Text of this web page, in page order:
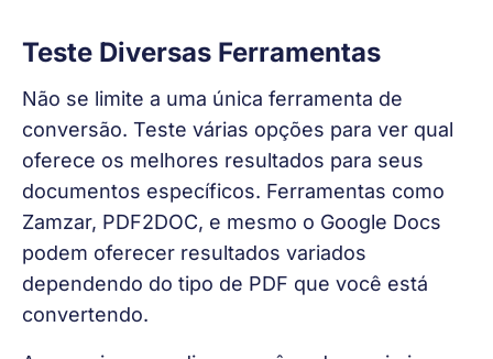
Teste Diversas Ferramentas
Não se limite a uma única ferramenta de
conversão. Teste várias opções para ver qual
oferece os melhores resultados para seus
documentos específicos. Ferramentas como
Zamzar, PDF2DOC, e mesmo o Google Docs
podem oferecer resultados variados
dependendo do tipo de PDF que você está
convertendo.